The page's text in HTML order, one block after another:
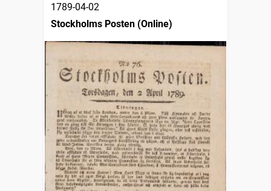
1789-04-02
Stockholms Posten (Online)